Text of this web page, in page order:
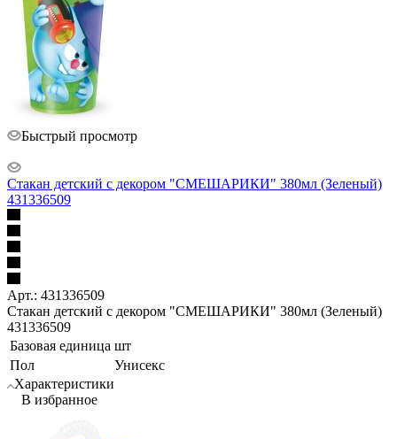
Быстрый просмотр
Стакан детский с декором "СМЕШАРИКИ" 380мл (Зеленый)
431336509
Арт.: 431336509
Стакан детский с декором "СМЕШАРИКИ" 380мл (Зеленый)
431336509
Базовая единица шт
Пол
Унисекс
Характеристики
В избранное